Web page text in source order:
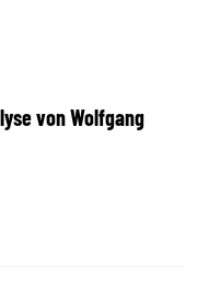
von Wolfgang